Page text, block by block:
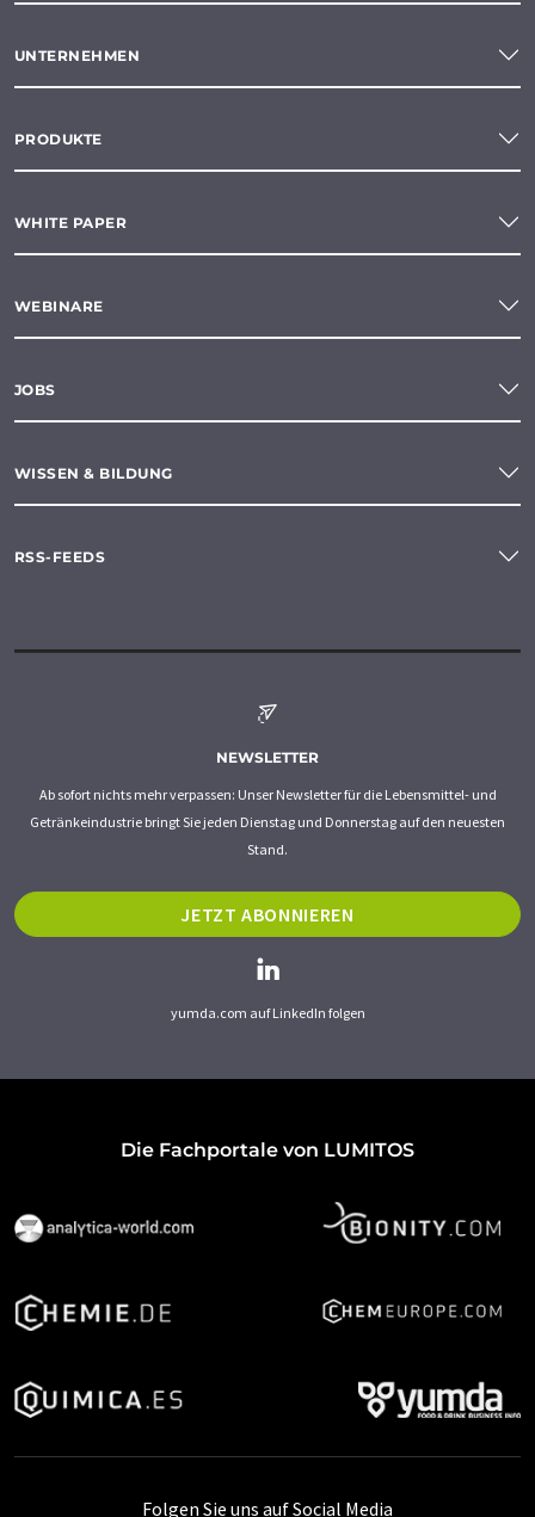
UNTERNEHMEN
PRODUKTE
WHITE PAPER
WEBINARE
JOBS
WISSEN & BILDUNG
RSS-FEEDS
NEWSLETTER
Ab sofort nichts mehr verpassen: Unser Newsletter für die Lebensmittel- und
Getränkeindustrie bringt Sie jeden Dienstag und Donnerstag auf den neuesten
Stand.
JETZT ABONNIEREN
yumda.com auf LinkedIn folgen
Die Fachportale von LUMITOS
Folgen Sie uns auf Social Media